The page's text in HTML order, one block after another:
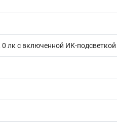
0 лк с включенной ИК-подсветкой